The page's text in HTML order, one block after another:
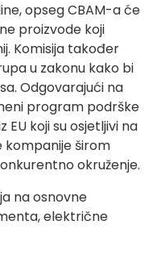
opseg CBAM-a će
proizvode koji
Komisija također
u zakonu kako bi
Odgovarajući na
program podrške
koji su osjetljivi na
kompanije širom
okruženje.
na osnovne
električne